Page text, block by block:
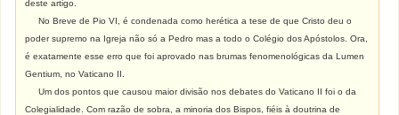
deste artigo.
No Breve de Pio VI, é condenada como herética a tese de que Cristo deu o
poder supremo na Igreja não só a Pedro mas a todo o Colégio dos Apóstolos. Ora,
é exatamente esse erro que foi aprovado nas brumas fenomenológicas da Lumen
Gentium, no Vaticano II.
Um dos pontos que causou maior divisão nos debates do Vaticano II foi o da
Colegialidade. Com razão de sobra, a minoria dos Bispos, fiéis à doutrina de